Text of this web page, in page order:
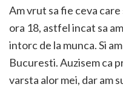
Am vrut sa fie ceva
ora 18, astfel incat sa
intorc de la munca. Si
Bucuresti. Auzisem ca
varsta alor mei, dar am